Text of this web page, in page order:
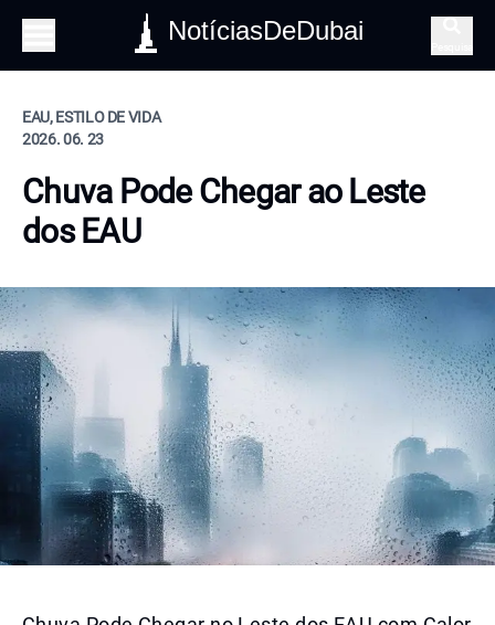
NotíciasDeDubai
EAU, ESTILO DE VIDA
2026. 06. 23
Chuva Pode Chegar ao Leste
dos EAU